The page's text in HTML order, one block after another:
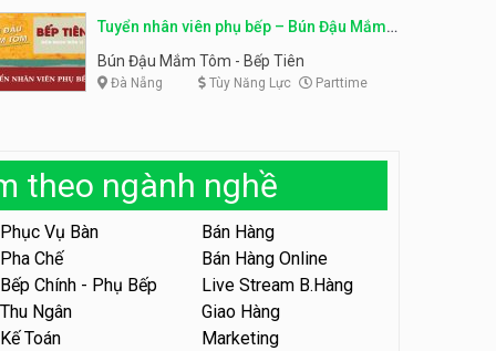
Công ty
Tuyển nhân viên tiếp thực,
Tuyển nhân viên phục vụ ca
tối – quán kem dừa
Quán kem dừa
Tuyển nhân viên phụ bếp –
Bún Đậu Mắm Tôm – Bếp
Tiên
Bún Đậu Mắm Tôm - Bếp Tiên
Tuyển nhân viên phụ bếp – Bún Đậu Mắm
Tôm – Bếp Tiên
Bún Đậu Mắm Tôm - Bếp Tiên
Đà Nẵng Tùy Năng Lực Parttime
theo ngành nghề
Phục Vụ Bàn
Bán Hàng
Pha Chế
Bán Hàng Online
Bếp Chính - Phụ Bếp
Live Stream B.Hàng
Thu Ngân
Giao Hàng
Kế Toán
Marketing